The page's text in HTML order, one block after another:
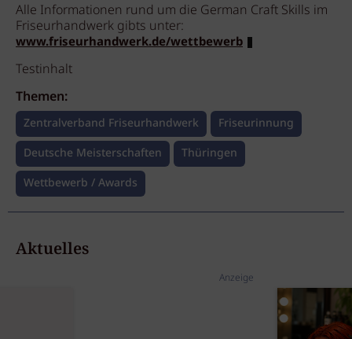
Alle Informationen rund um die German Craft Skills im
Friseurhandwerk gibts unter:
www.friseurhandwerk.de/wettbewerb
Testinhalt
Themen:
Zentralverband Friseurhandwerk
Friseurinnung
Deutsche Meisterschaften
Thüringen
Wettbewerb / Awards
Aktuelles
Anzeige